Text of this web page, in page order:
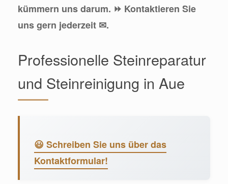
kümmern uns darum. ⏩ Kontaktieren Sie
uns gern jederzeit ✉.
Professionelle Steinreparatur
und Steinreinigung in Aue
😃 Schreiben Sie uns über das
Kontaktformular!